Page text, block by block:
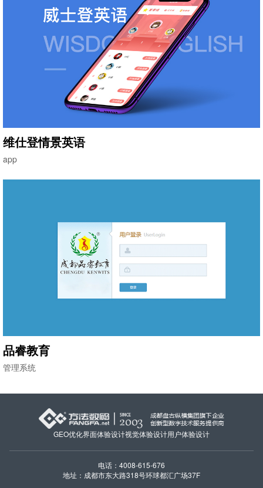
维仕登情景英语
app
品睿教育
管理系统
GEO优化界面体验设计视觉体验设计用户体验设计
电话：4008-615-676
地址：成都市东大路318号环球都汇广场37F